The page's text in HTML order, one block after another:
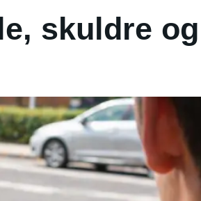
skuldre og